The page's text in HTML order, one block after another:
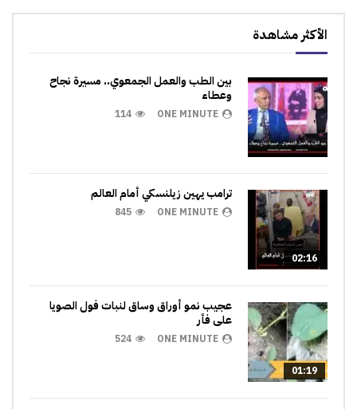
الأكثر مشاهدة
بين الطب والعمل الجمعوي.. مسيرة نجاح
وعطاء
ONE MINUTE
114
02:16
ترامب يهين زيلنسكي أمام العالم
ONE MINUTE
845
01:19
عجيب نمو أوراق وساق لنبات فول الصويا
على فأر
ONE MINUTE
524